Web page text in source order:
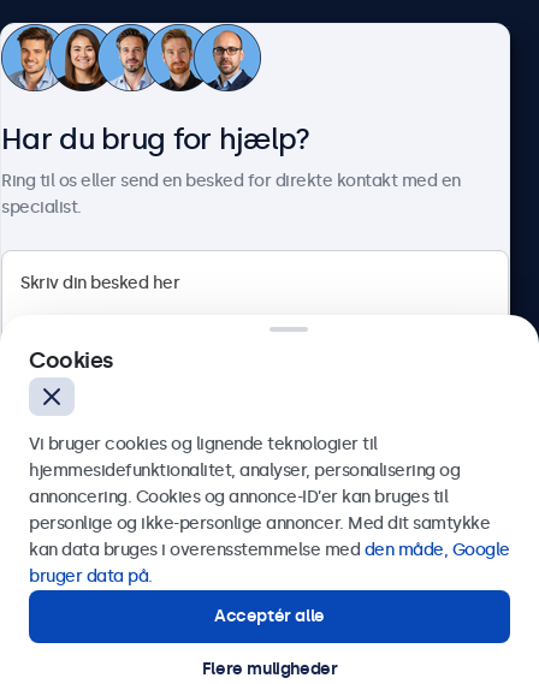
Kundeservice
Herstedøstervej 27-29, unit A, 2620 Albertslund, Danmark
Dansk
© 2026 Beetronics
Har du brug for hjælp?
Ring til os eller send en besked for direkte kontakt med en
specialist.
Send
Eller ring til os på
Kontakt vores specialister.
Cookies
Vi bruger cookies og lignende teknologier til
hjemmesidefunktionalitet, analyser, personalisering og
annoncering. Cookies og annonce-ID’er kan bruges til
personlige og ikke-personlige annoncer. Med dit samtykke
kan data bruges i overensstemmelse med den måde, Google
bruger data på.
Acceptér alle
Flere muligheder